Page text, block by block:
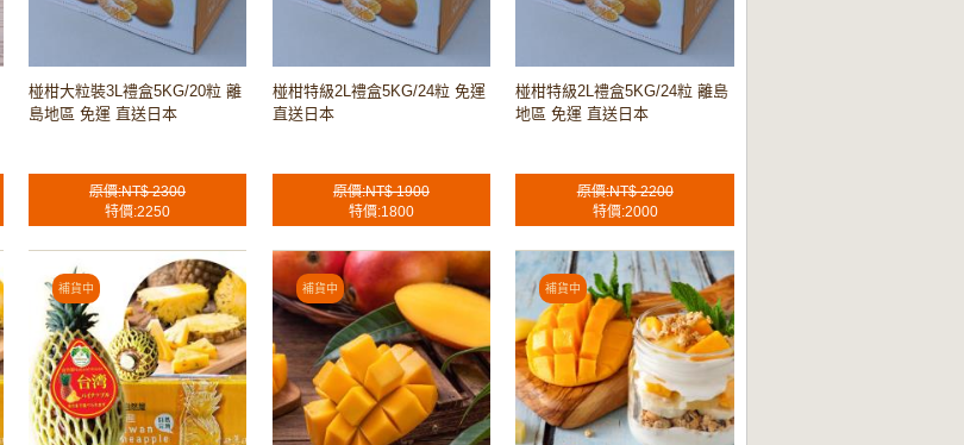
椪柑大粒裝3L禮盒5KG/20粒 離
島地區 免運 直送日本
原價:NT$ 2300
特價:2250
椪柑特級2L禮盒5KG/24粒 免運
直送日本
原價:NT$ 1900
特價:1800
椪柑特級2L禮盒5KG/24粒 離島
地區 免運 直送日本
原價:NT$ 2200
特價:2000